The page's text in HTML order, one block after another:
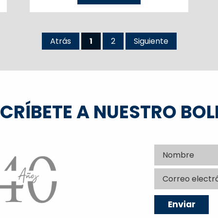
como objetivo incorporar un servicio
especializado en estas áreas, que
presta a sus clientes; ampliando de
esta manera la oferta en una sola
entidad asesora.
Atrás 1 2 Siguiente
A NUESTRO